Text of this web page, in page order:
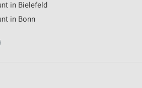
in Bielefeld
in Bonn